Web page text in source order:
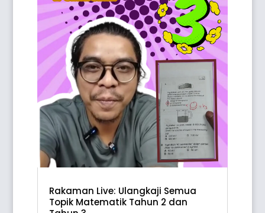
Rakaman Live: Ulangkaji Semua
Topik Matematik Tahun 2 dan